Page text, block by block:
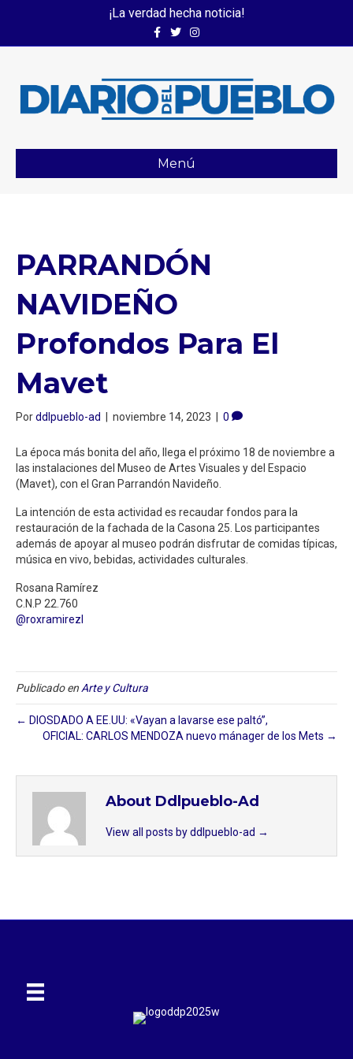
¡La verdad hecha noticia!
FacebookTwitterInstagram
Menú
PARRANDÓN
NAVIDEÑO
Profondos Para El
Mavet
Porddlpueblo-ad | noviembre 14, 2023 | 0
La época más bonita del año, llega el próximo 18 de noviembre a
las instalaciones del Museo de Artes Visuales y del Espacio
(Mavet), con el Gran Parrandón Navideño.
La intención de esta actividad es recaudar fondos para la
restauración de la fachada de la Casona 25. Los participantes
además de apoyar al museo podrán disfrutar de comidas típicas,
música en vivo, bebidas, actividades culturales.
Rosana Ramírez
C.N.P 22.760
@roxramirezl
Publicado en Arte y Cultura
← DIOSDADO A EE.UU: «Vayan a lavarse ese paltó”,
OFICIAL: CARLOS MENDOZA nuevo mánager de los Mets →
About Ddlpueblo-Ad
View all posts by ddlpueblo-ad →